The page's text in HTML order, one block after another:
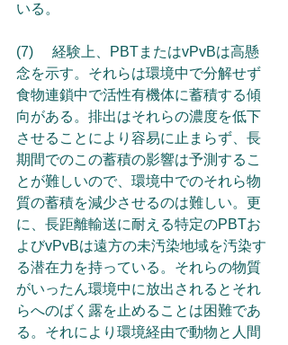
いる。
(7)	経験上、PBTまたはvPvBは高懸
念を示す。それらは環境中で分解せず
食物連鎖中で活性有機体に蓄積する傾
向がある。排出はそれらの濃度を低下
させることにより容易に止まらず、長
期間でのこの蓄積の影響は予測するこ
とが難しいので、環境中でのそれら物
質の蓄積を減少させるのは難しい。更
に、長距離輸送に耐える特定のPBTお
よびvPvBは遠方の未汚染地域を汚染す
る潜在力を持っている。それらの物質
がいったん環境中に放出されるとそれ
らへのばく露を止めることは困難であ
る。それにより環境経由で動物と人間